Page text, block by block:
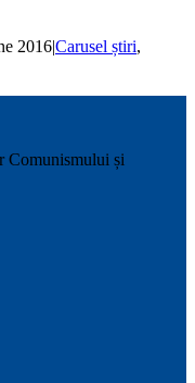
2016|Carusel știri,